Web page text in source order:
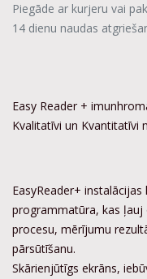
Piegāde ar kurjeru vai
14 dienu naudas
Easy Reader +
Kvalitatīvi un Kvantitatīvi
EasyReader+
programmatūra, kas ļauj
procesu, mērījumu
pārsūtīšanu.
Skārienjūtīgs ekrāns,